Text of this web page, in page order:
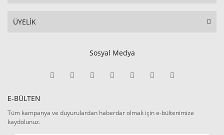
ÜYELİK
Sosyal Medya
E-BÜLTEN
Tüm kampanya ve duyurulardan haberdar olmak için e-bültenimize
kaydolunuz.